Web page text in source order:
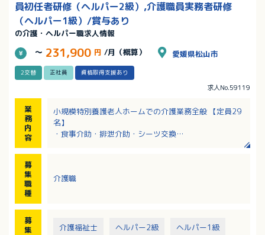
員初任者研修（ヘルパー2級）,介護職員実務者研修
（ヘルパー1級）/賞与あり
の介護・ヘルパー職求人情報
～ 231,900 円 /月（概算） 愛媛県松山市
2交替 正社員 資格取得支援あり
求人No.59119
業
務
内
容
小規模特別養護老人ホームでの介護業務全般 【定員29
名】
・食事介助・排泄介助・シーツ交換
・送迎：無
募
集
職
種
介護職
募
集
介護福祉士 ヘルパー2級 ヘルパー1級